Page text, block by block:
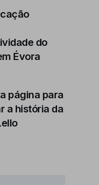
do
Évora
página para
a história da